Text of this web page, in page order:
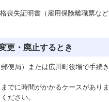
喪失証明書（雇用保険離職票な
更・廃止するとき
便局）または広川町役場で手続
でに時間がかかるケースがありま
ださい。